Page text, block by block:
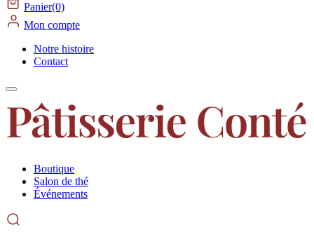
Panier(0)
Mon compte
Notre histoire
Contact
Boutique
Salon de thé
Événements